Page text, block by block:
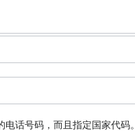
话号码，而且指定国家代码。